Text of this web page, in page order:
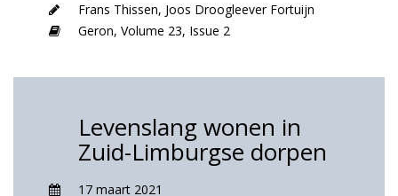
Frans Thissen, Joos Droogleever Fortuijn
Geron, Volume 23, Issue 2
Levenslang wonen in
Zuid-Limburgse dorpen
17 maart 2021